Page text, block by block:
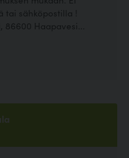
sähköpostilla !
Haapavesi...